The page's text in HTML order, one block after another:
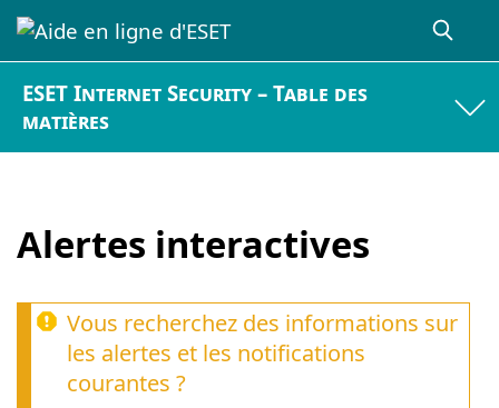
ESET Internet Security – Table des
matières
Alertes interactives
Vous recherchez des informations sur
les alertes et les notifications
courantes ?